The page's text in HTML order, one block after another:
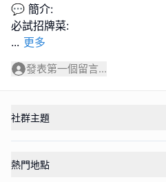
💬 簡介:
... 更多
發表第一個留言...
社群主題
熱門地點